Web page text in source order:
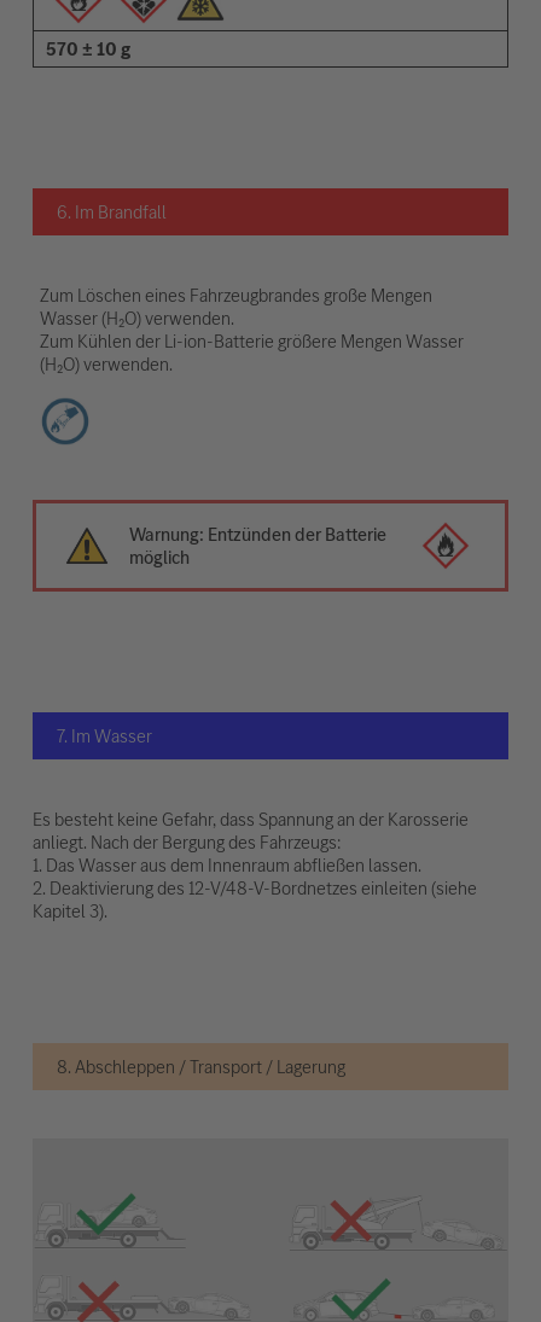
570 ± 10 g
6. Im Brandfall
Zum Löschen eines Fahrzeugbrandes große Mengen
Wasser (H₂O) verwenden.
Zum Kühlen der Li-ion-Batterie größere Mengen Wasser
(H₂O) verwenden.
Warnung: Entzünden der Batterie
möglich
7. Im Wasser
Es besteht keine Gefahr, dass Spannung an der Karosserie
anliegt. Nach der Bergung des Fahrzeugs:
1. Das Wasser aus dem Innenraum abfließen lassen.
2. Deaktivierung des 12-V/48-V-Bordnetzes einleiten (siehe
Kapitel 3).
8. Abschleppen / Transport / Lagerung